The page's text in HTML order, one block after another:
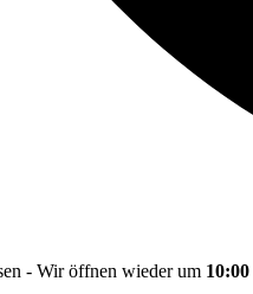
- Wir öffnen wieder um 10:00